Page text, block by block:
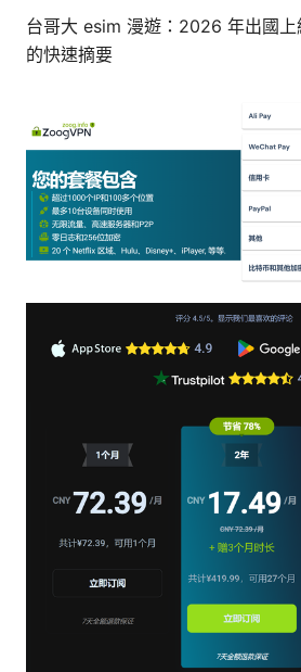
台哥大 esim 漫遊：2026 年出國
的快速摘要